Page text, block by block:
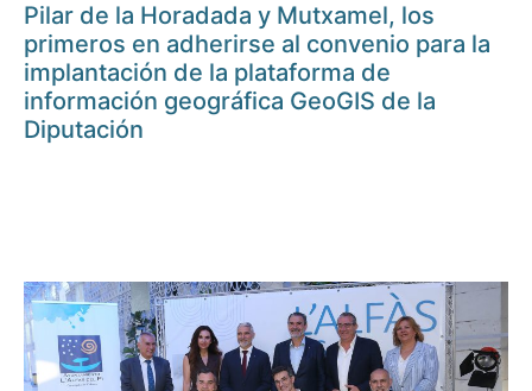
Pilar de la Horadada y Mutxamel, los
primeros en adherirse al convenio para la
implantación de la plataforma de
información geográfica GeoGIS de la
Diputación